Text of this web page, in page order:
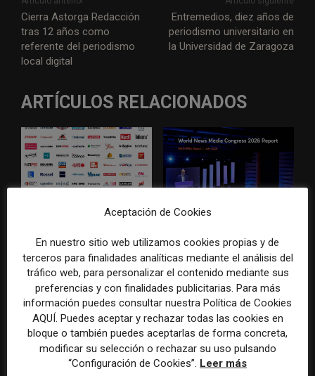
Cierra Astorga Redacción
tras 12 años como
referente del periodismo
local digital
Entremedios, diez años de
periodismo universitario en
la Universidad de Zaragoza
ARTÍCULOS RELACIONADOS
tecnológico de los medios ya
no es la falta de
herramientas, sino su
desconexión
principales estrategias de los
medios ante la IA, la pérdida
de ingresos y los cambios de
consumo
Aceptación de Cookies
En nuestro sitio web utilizamos cookies propias y de
terceros para finalidades analíticas mediante el análisis del
tráfico web, para personalizar el contenido mediante sus
preferencias y con finalidades publicitarias. Para más
información puedes consultar nuestra Política de Cookies
AQUÍ. Puedes aceptar y rechazar todas las cookies en
bloque o también puedes aceptarlas de forma concreta,
modificar su selección o rechazar su uso pulsando
“Configuración de Cookies”. Leer más